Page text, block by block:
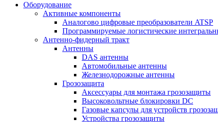
Оборудование
Активные компоненты
Аналогово цифровые преобразователи ATSP
Программируемые логистические
Антенно-фидерный тракт
Антенны
DAS антенны
Автомобильные антенны
Железнодорожные антенны
Грозозащита
Аксессуары для монтажа грозозащиты
Высоковольтные блокировки DC
Газовые капсулы для устройств
Устройства грозозащиты